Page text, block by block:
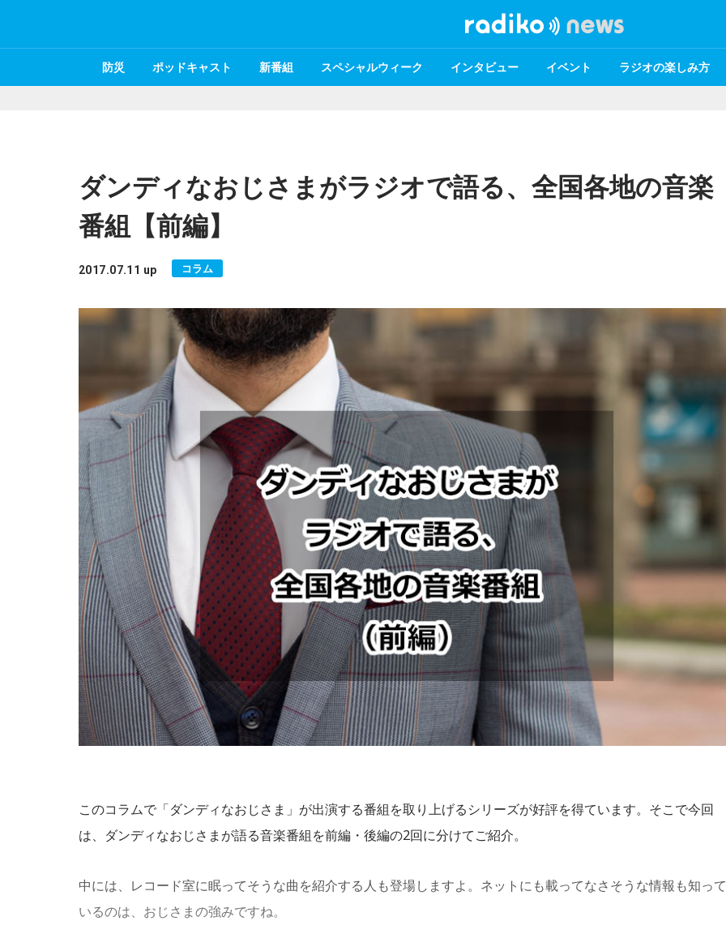
防災 ポッドキャスト 新番組 スペシャルウィーク インタビュー イベント ラジオの楽しみ方
ダンディなおじさまがラジオで語る、全国各地の音楽
番組【前編】
2017.07.11 up コラム
このコラムで「ダンディなおじさま」が出演する番組を取り上げるシリーズが好評を得ています。そこで今回
は、ダンディなおじさまが語る音楽番組を前編・後編の2回に分けてご紹介。
中には、レコード室に眠ってそうな曲を紹介する人も登場しますよ。ネットにも載ってなさそうな情報も知って
いるのは、おじさまの強みですね。